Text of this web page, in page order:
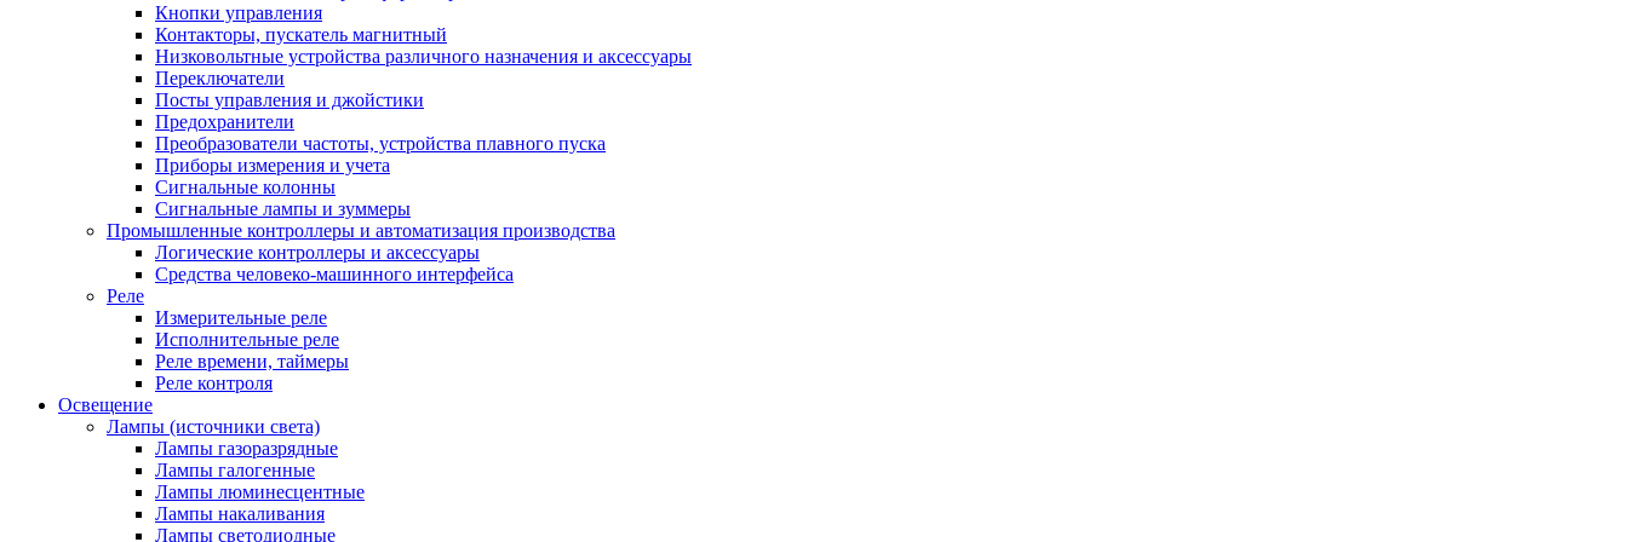
Кнопки управления
Контакторы, пускатель магнитный
Низковольтные устройства различного назначения и аксессуары
Переключатели
Посты управления и джойстики
Предохранители
Преобразователи частоты, устройства плавного пуска
Приборы измерения и учета
Сигнальные колонны
Сигнальные лампы и зуммеры
Промышленные контроллеры и автоматизация производства
Логические контроллеры и аксессуары
Средства человеко-машинного интерфейса
Реле
Измерительные реле
Исполнительные реле
Реле времени, таймеры
Реле контроля
Освещение
Лампы (источники света)
Лампы газоразрядные
Лампы галогенные
Лампы люминесцентные
Лампы накаливания
Лампы светодиодные